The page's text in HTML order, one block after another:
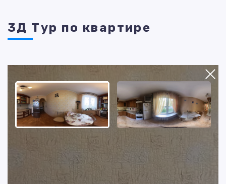
3Д Тур по квартире